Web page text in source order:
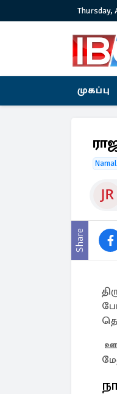
Thursday,
முகப்பு
Share